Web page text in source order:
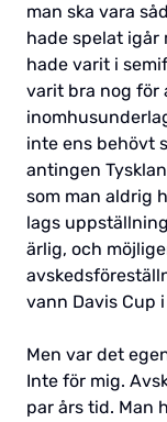
man ska vara
hade spelat igår
hade varit i
varit bra nog för
inte ens behövt
antingen
som man aldrig
lags
ärlig, och
vann Davis Cup
Men var det
Inte för mig.
par års tid. Man